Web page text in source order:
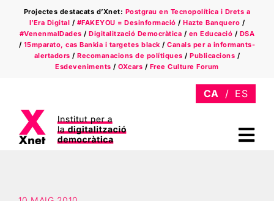
content
Projectes destacats d’Xnet: Postgrau en Tecnopolítica i Drets a
l’Era Digital / #FAKEYOU = Desinformació /Hazte Banquero /
#VenenmalDades /Digitalització Democràtica / en Educació / DSA
/ 15mparato, cas Bankia i targetes black /Canals per a informants-
alertadors /Recomanacions de polítiques /Publicacions /
Esdeveniments /OXcars / Free Culture Forum